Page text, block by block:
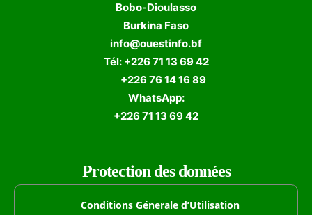
Bobo-Dioulasso
Burkina Faso
info@ouestinfo.bf
Tél: +226 71 13 69 42
+226 76 14 16 89
WhatsApp:
+226 71 13 69 42
Protection des données
Conditions Génerale d’Utilisation